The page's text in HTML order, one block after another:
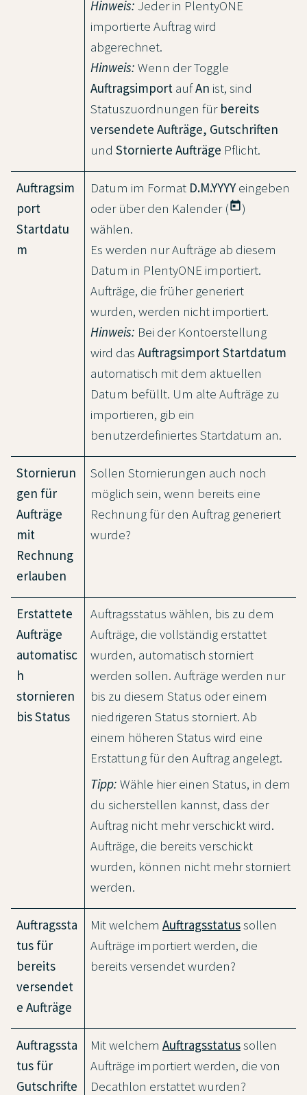
Hinweis: Jeder in PlentyONE
importierte Auftrag wird
abgerechnet.
Hinweis: Wenn der Toggle
Auftragsimport aufAn ist, sind
Statuszuordnungen für bereits
versendete Aufträge, Gutschriften
und Stornierte Aufträge Pflicht.
Auftragsim
port
Startdatu
m
Datum im Format D.M.YYYYeingeben
oder über den Kalender (today)
wählen.
Es werden nur Aufträge ab diesem
Datum in PlentyONE importiert.
Aufträge, die früher generiert
wurden, werden nicht importiert.
Hinweis: Bei der Kontoerstellung
wird das Auftragsimport Startdatum
automatisch mit dem aktuellen
Datum befüllt. Um alte Aufträge zu
importieren, gib ein
benutzerdefiniertes Startdatum an.
Stornierun
gen für
Aufträge
mit
Rechnung
erlauben
Sollen Stornierungen auch noch
möglich sein, wenn bereits eine
Rechnung für den Auftrag generiert
wurde?
Erstattete
Aufträge
automatisc
h
stornieren
bis Status
Auftragsstatus wählen, bis zu dem
Aufträge, die vollständig erstattet
wurden, automatisch storniert
werden sollen. Aufträge werden nur
bis zu diesem Status oder einem
niedrigeren Status storniert. Ab
einem höheren Status wird eine
Erstattung für den Auftrag angelegt.
Tipp: Wähle hier einen Status, in dem
du sicherstellen kannst, dass der
Auftrag nicht mehr verschickt wird.
Aufträge, die bereits verschickt
wurden, können nicht mehr storniert
werden.
Auftragssta
tus für
bereits
versendet
e Aufträge
Mit welchem Auftragsstatussollen
Aufträge importiert werden, die
bereits versendet wurden?
Auftragssta
tus für
Gutschrifte
Mit welchem Auftragsstatussollen
Aufträge importiert werden, die von
Decathlon erstattet wurden?